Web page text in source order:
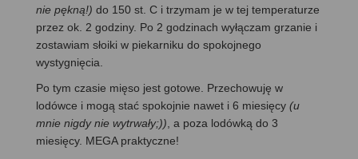
nie pękną!) do 150 st. C i trzymam je w tej temperaturze
przez ok. 2 godziny. Po 2 godzinach wyłączam grzanie i
zostawiam słoiki w piekarniku do spokojnego
wystygnięcia.
Po tym czasie mięso jest gotowe. Przechowuję w
lodówce i mogą stać spokojnie nawet i 6 miesięcy (u
mnie nigdy nie wytrwały;)), a poza lodówką do 3
miesięcy. MEGA praktyczne!